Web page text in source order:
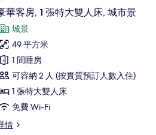
,
景
的
人
床,
海
景
嬰兒床、摺床/加床 (收費)
有
豪
華
客
豪華客房,
7
華客房, 1 張特大雙人床, 城市景
城景
49 平方米
1 間睡房
可容納 2 人 (按實質預訂人數入住)
1 張特大雙人床
免費 Wi-Fi
情